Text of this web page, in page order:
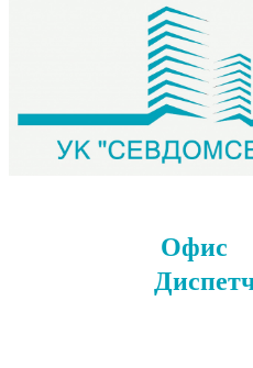
Офис
Диспетчер